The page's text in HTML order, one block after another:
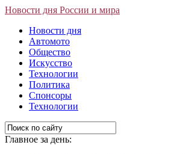
Новости дня России и мира
Новости дня
Автомото
Общество
Искусство
Технологии
Политика
Спонсоры
Технологии
Главное за день: